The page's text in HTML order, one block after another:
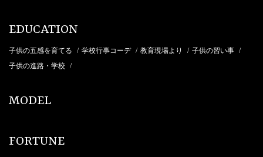
EDUCATION
子供の五感を育てる / 学校行事コーデ / 教育現場より / 子供の習い事 /
子供の進路・学校 /
MODEL
FORTUNE